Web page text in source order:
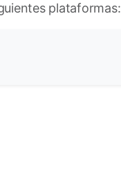
plataformas: